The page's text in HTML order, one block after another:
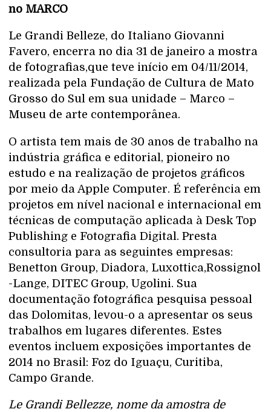
no MARCO
Le Grandi Belleze, do Italiano Giovanni
Favero, encerra no dia 31 de janeiro a mostra
de fotografias,que teve início em 04/11/2014,
realizada pela Fundação de Cultura de Mato
Grosso do Sul em sua unidade – Marco –
Museu de arte contemporânea.
O artista tem mais de 30 anos de trabalho na
indústria gráfica e editorial, pioneiro no
estudo e na realização de projetos gráficos
por meio da Apple Computer. É referência em
projetos em nível nacional e internacional em
técnicas de computação aplicada à Desk Top
Publishing e Fotografia Digital. Presta
consultoria para as seguintes empresas:
Benetton Group, Diadora, Luxottica,Rossignol
-Lange, DITEC Group, Ugolini. Sua
documentação fotográfica pesquisa pessoal
das Dolomitas, levou-o a apresentar os seus
trabalhos em lugares diferentes. Estes
eventos incluem exposições importantes de
2014 no Brasil: Foz do Iguaçu, Curitiba,
Campo Grande.
Le Grandi Bellezze, nome da amostra de